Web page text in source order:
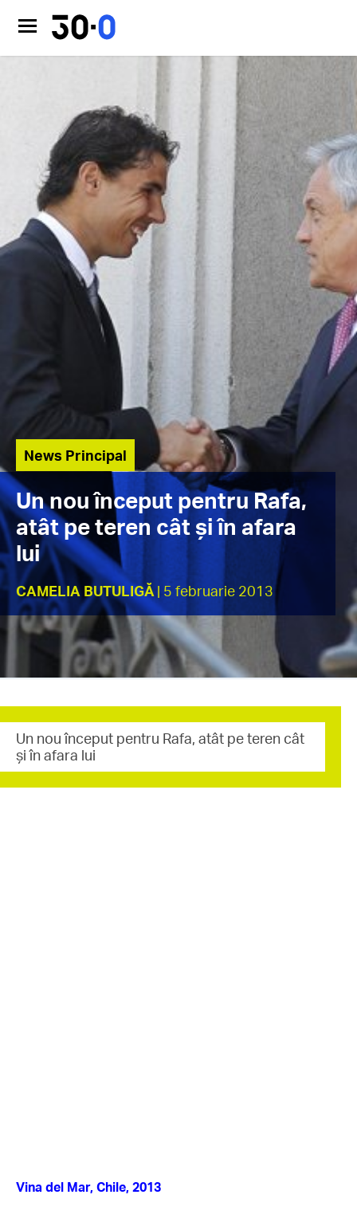
News Principal
Un nou început pentru Rafa,
atât pe teren cât şi în afara
lui
CAMELIA BUTULIGĂ | 5 februarie 2013
Un nou început pentru Rafa, atât pe teren cât
şi în afara lui
Vina del Mar, Chile, 2013